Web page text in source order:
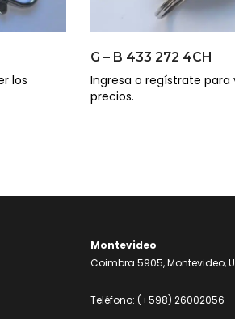
los
G – B 433 272 4CH
Ingresa o regístrate para
precios.
Montevideo
Coimbra 5905, Montevideo,
Teléfono: (+598) 26002056